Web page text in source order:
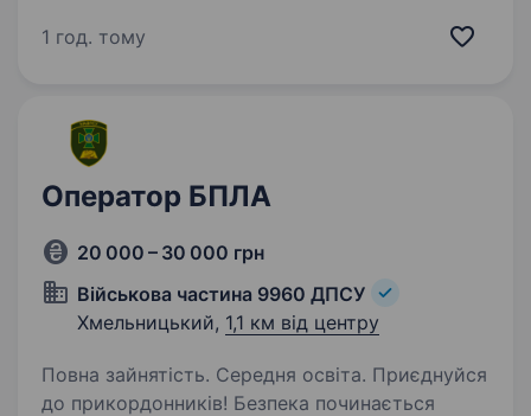
Вимоги: вік від 20 до 35 років зацікавленість
1 год. тому
Оператор БПЛА
20 000 – 30 000 грн
Військова частина 9960 ДПСУ
Хмельницький, 1,1 км від центру
Повна зайнятість. Середня освіта. Приєднуйся
до прикордонників! Безпека починається